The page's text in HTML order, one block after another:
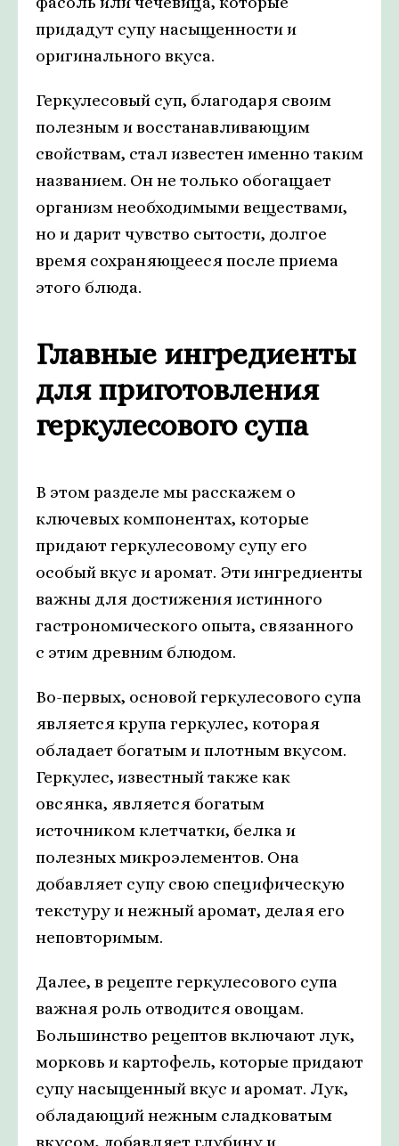
придадут супу насыщенности и
оригинального вкуса.
Геркулесовый суп, благодаря своим
полезным и восстанавливающим
свойствам, стал известен именно таким
названием. Он не только обогащает
организм необходимыми веществами,
но и дарит чувство сытости, долгое
время сохраняющееся после приема
этого блюда.
Главные ингредиенты
для приготовления
геркулесового супа
В этом разделе мы расскажем о
ключевых компонентах, которые
придают геркулесовому супу его
особый вкус и аромат. Эти ингредиенты
важны для достижения истинного
гастрономического опыта, связанного
с этим древним блюдом.
Во-первых, основой геркулесового супа
является крупа геркулес, которая
обладает богатым и плотным вкусом.
Геркулес, известный также как
овсянка, является богатым
источником клетчатки, белка и
полезных микроэлементов. Она
добавляет супу свою специфическую
текстуру и нежный аромат, делая его
неповторимым.
Далее, в рецепте геркулесового супа
важная роль отводится овощам.
Большинство рецептов включают лук,
морковь и картофель, которые придают
супу насыщенный вкус и аромат. Лук,
обладающий нежным сладковатым